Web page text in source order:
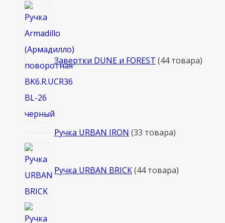
Завертки DUNE и FOREST 44 товара
Ручка URBAN IRON 33 товара
Ручка URBAN BRICK 44 товара